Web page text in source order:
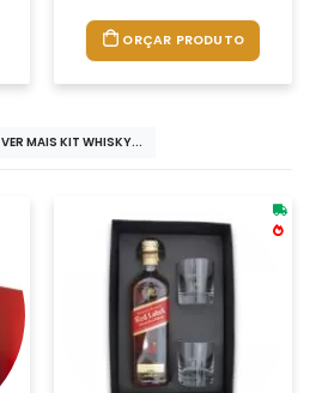
ORÇAR PRODUTO
VER MAIS KIT WHISKY...